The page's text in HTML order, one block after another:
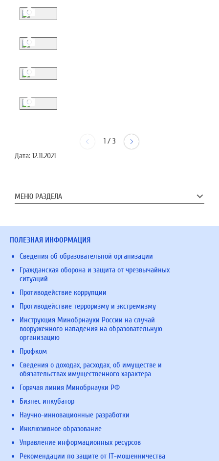
1/ 3
Дата: 12.11.2021
МЕНЮ РАЗДЕЛА
ПОЛЕЗНАЯ ИНФОРМАЦИЯ
Сведения об образовательной организации
Гражданская оборона и защита от чрезвычайных
ситуаций
Противодействие коррупции
Противодействие терроризму и экстремизму
Инструкция Минобрнауки России на случай
вооруженного нападения на образовательную
организацию
Профком
Сведения о доходах, расходах, об имуществе и
обязательствах имущественного характера
Горячая линия Минобрнауки РФ
Бизнес инкубатор
Научно-инновационные разработки
Инклюзивное образование
Управление информационных ресурсов
Рекомендации по защите от IT-мошенничества